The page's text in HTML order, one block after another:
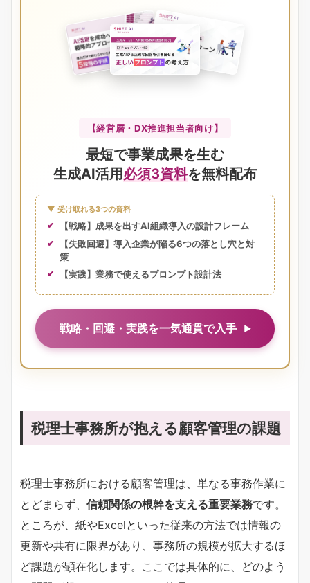
【経営層・DX推進担当者向け】
最短で事業成果を生む
生成AI活用必須3資料を無料配布
▼ 受け取れる3つの資料
【戦略】成果を出すAI組織導入の設計フレーム
【失敗回避】導入企業が陥る6つの落とし穴と対
策
【実践】業務で使えるプロンプト設計法
戦略・回避・実践を一気通貫で入手
税理士事務所が抱える顧客管理の課題
税理士事務所における顧客管理は、単なる事務作業に
とどまらず、 信頼関係の根幹を支える重要業務です。
ところが、紙やExcelといった従来の方法では情報の
更新や共有に限界があり、事務所の規模が拡大するほ
ど課題が顕在化します。ここでは具体的に、どのよう